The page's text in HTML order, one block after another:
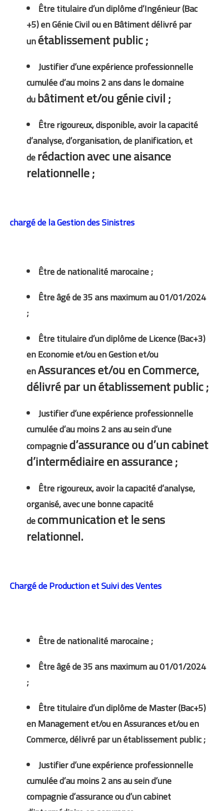
Être titulaire d’un diplôme d’Ingénieur (Bac
+5) en Génie Civil ou en Bâtiment délivré par
unétablissement public ;
Justifier d’une expérience professionnelle
cumulée d’au moins 2 ans dans le domaine
dubâtiment et/ou génie civil ;
Être rigoureux, disponible, avoir la capacité
d’analyse, d’organisation, de planification, et
derédaction avec une aisance
relationnelle ;
chargé de la Gestion des Sinistres
Être de nationalité marocaine ;
Être âgé de 35 ans maximum au 01/01/2024
;
Être titulaire d’un diplôme de Licence (Bac+3)
en Economie et/ou en Gestion et/ou
enAssurances et/ou en Commerce,
délivré par un établissement public ;
Justifier d’une expérience professionnelle
cumulée d’au moins 2 ans au sein d’une
compagnied’assurance ou d’un cabinet
d’intermédiaire en assurance ;
Être rigoureux, avoir la capacité d’analyse,
organisé, avec une bonne capacité
decommunication et le sens
relationnel.
Chargé de Production et Suivi des Ventes
Être de nationalité marocaine ;
Être âgé de 35 ans maximum au 01/01/2024
;
Être titulaire d’un diplôme de Master (Bac+5)
en Management et/ou en Assurances et/ou en
Commerce, délivré par un établissement public ;
Justifier d’une expérience professionnelle
cumulée d’au moins 2 ans au sein d’une
compagnie d’assurance ou d’un cabinet